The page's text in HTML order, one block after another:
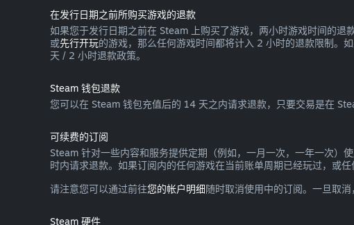
在发行日期之前所购买游戏的退款
如果您于发行日期之前在 Steam 上购买了游戏，两小时游戏时间的
或先行开玩的游戏，那么任何游戏时间都将计入 2 小时的退款限制。
天 / 2 小时退款政策。
Steam 钱包退款
您可以在 Steam 钱包充值后的 14 天之内请求退款，只要交易是在
可续费的订阅
Steam 针对一些内容和服务提供定期（例如，一月一次，一年一次）
时内请求退款。如果订阅内的任何游戏在当前账单周期已经玩过，或
请注意您可以通过前往您的帐户明细随时取消使用中的订阅。一旦取
Steam 硬件